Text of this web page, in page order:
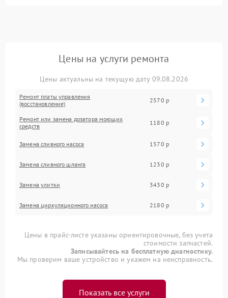
Цены на услуги ремонта
Цены актуальны на текущую дату 09.08.2026
Ремонт платы управления
(восстановление)
2570 р
Ремонт или замена дозатора моющих
средств
1180 р
Замена сливного насоса 1570 р
Замена сливного шланга 1230 р
Замена улитки 3430 р
Замена циркуляционного насоса 2180 р
Цены в прайс-листе указаны ориентировочные, без учета
стоимости запчастей.
Записывайтесь на бесплатную диагностику.
Мы проверим ваше устройство и укажем на неисправность.
Показать все услуги